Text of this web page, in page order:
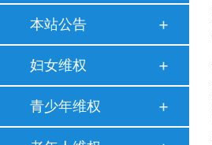
本站公告
妇女维权
青少年维权